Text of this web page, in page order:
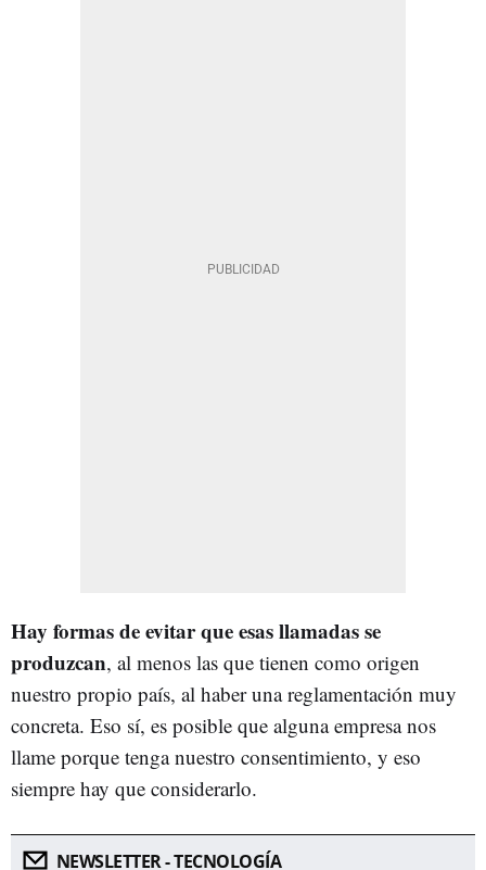
Hay formas de evitar que esas llamadas se
produzcan, al menos las que tienen como origen
nuestro propio país, al haber una reglamentación muy
concreta. Eso sí, es posible que alguna empresa nos
llame porque tenga nuestro consentimiento, y eso
siempre hay que considerarlo.
NEWSLETTER - TECNOLOGÍA